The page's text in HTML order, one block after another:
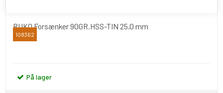
RUKO Forsænker 90GR.HSS-TIN 25.0 mm
RUKO
108362
På lager